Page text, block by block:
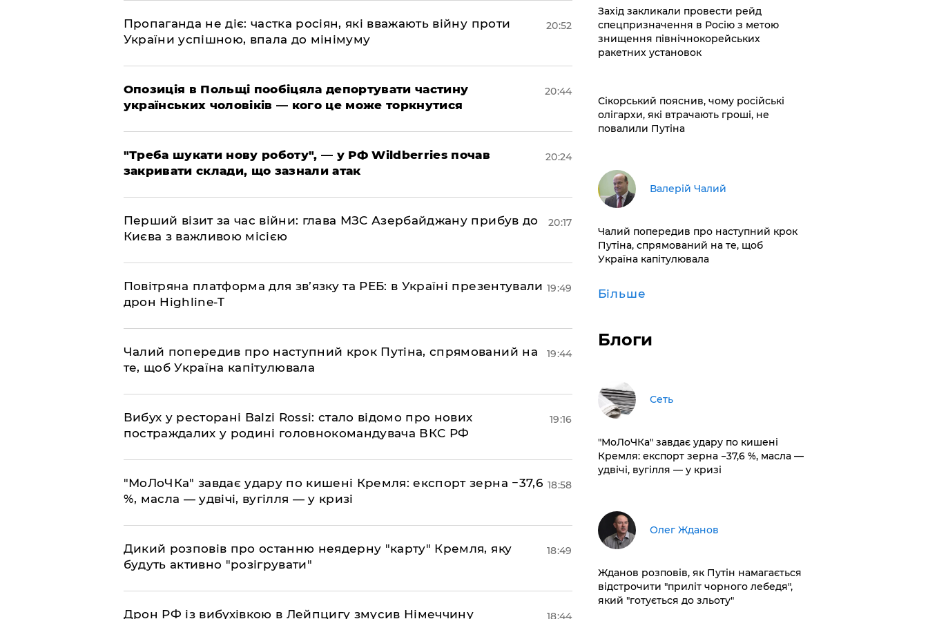
​Пропаганда не діє: частка росіян, які вважають війну проти
України успішною, впала до мінімуму
20:52
​Опозиція в Польщі пообіцяла депортувати частину
українських чоловіків — кого це може торкнутися
20:44
​"Треба шукати нову роботу", — у РФ Wildberries почав
закривати склади, що зазнали атак
20:24
​Перший візит за час війни: глава МЗС Азербайджану прибув до
Києва з важливою місією
20:17
​Повітряна платформа для зв’язку та РЕБ: в Україні презентували
дрон Highline-T
19:49
​Чалий попередив про наступний крок Путіна, спрямований на
те, щоб Україна капітулювала
19:44
​Вибух у ресторані Balzi Rossi: стало відомо про нових
постраждалих у родині головнокомандувача ВКС РФ
19:16
​"МоЛоЧКа" завдає удару по кишені Кремля: експорт зерна −37,6
%, масла — удвічі, вугілля — у кризі
18:58
​Дикий розповів про останню неядерну "карту" Кремля, яку
будуть активно "розігрувати"
18:49
​Дрон РФ із вибухівкою в Лейпцигу змусив Німеччину 18:44
​Захід закликали провести рейд
спецпризначення в Росію з метою
знищення північнокорейських
ракетних установок
​Сікорський пояснив, чому російські
олігархи, які втрачають гроші, не
повалили Путіна
Валерій Чалий
​Чалий попередив про наступний крок
Путіна, спрямований на те, щоб
Україна капітулювала
Більше
Блоги
Сеть
​"МоЛоЧКа" завдає удару по кишені
Кремля: експорт зерна −37,6 %, масла —
удвічі, вугілля — у кризі
Олег Жданов
Жданов розповів, як Путін намагається
відстрочити "приліт чорного лебедя",
який "готується до зльоту"